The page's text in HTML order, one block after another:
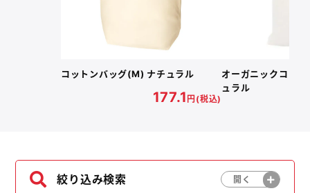
名入れ印刷方法
ポケットティッシュ本舗
コットンバッグ(M) ナチュラル
177.1 円(税込)
オーガニックコッ
ュラル
絞り込み検索